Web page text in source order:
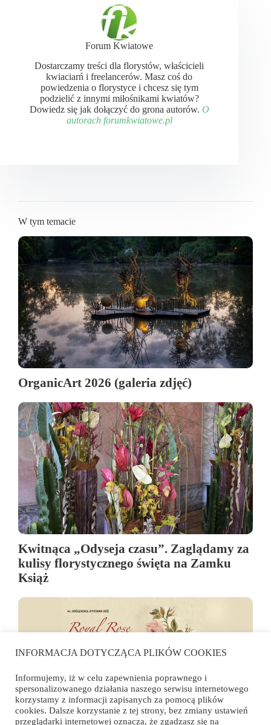
Forum Kwiatowe
Dostarczamy treści dla florystów, właścicieli
kwiaciarń i freelancerów. Masz coś do
powiedzenia o florystyce i chcesz się tym
podzielić z innymi miłośnikami kwiatów?
Dowiedz się jak dołączyć do grona autorów. O
autorach forumkwiatowe.pl
W tym temacie
OrganicArt 2026 (galeria zdjęć)
Kwitnąca „Odyseja czasu”. Zaglądamy za
kulisy florystycznego święta na Zamku
Książ
INFORMACJA DOTYCZĄCA PLIKÓW COOKIES
Informujemy, iż w celu zapewnienia poprawnego i
spersonalizowanego działania naszego serwisu internetowego
korzystamy z informacji zapisanych za pomocą plików
cookies. Dalsze korzystanie z tej strony, bez zmiany ustawień
przeglądarki internetowej oznacza, że zgadzasz się na